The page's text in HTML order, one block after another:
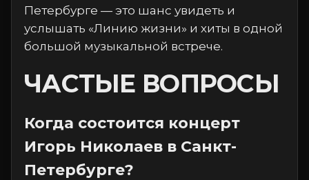
Петербурге — это шанс увидеть и
услышать «Линию жизни» и хиты в одной
большой музыкальной встрече.
ЧАСТЫЕ ВОПРОСЫ
Когда состоится концерт
Игорь Николаев в Санкт-
Петербурге?